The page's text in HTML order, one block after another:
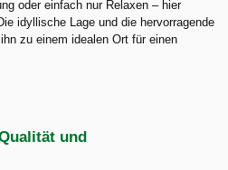
oder einfach nur Relaxen – hier
idyllische Lage und die hervorragende
zu einem idealen Ort für einen
und